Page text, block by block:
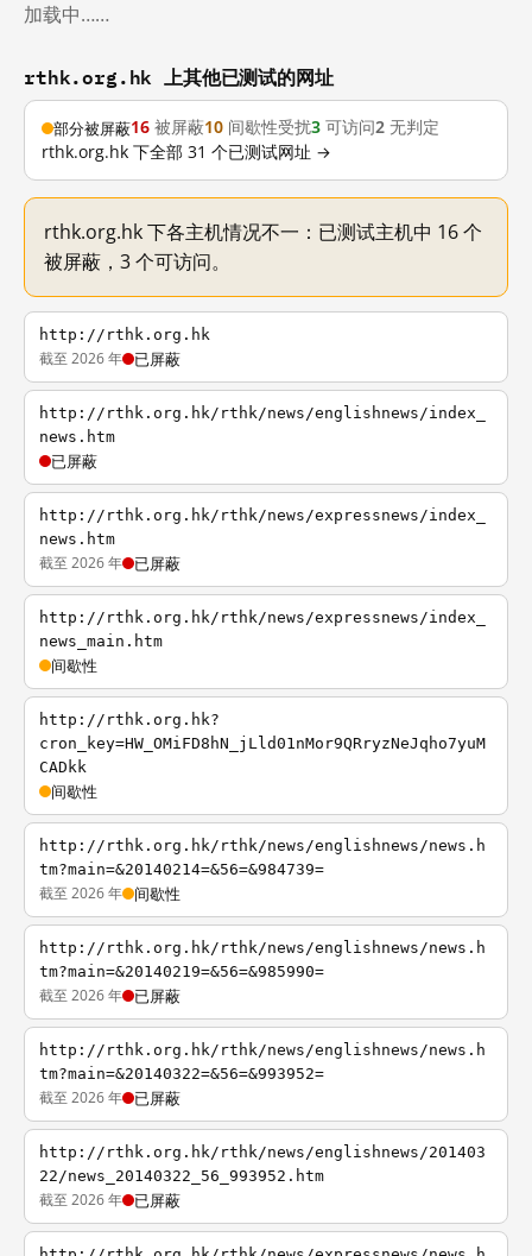
加载中……
rthk.org.hk 上其他已测试的网址
部分被屏蔽16 被屏蔽10 间歇性受扰3 可访问2 无判定
rthk.org.hk 下全部 31 个已测试网址 →
rthk.org.hk 下各主机情况不一：已测试主机中 16 个
被屏蔽，3 个可访问。
http://rthk.org.hk
截至 2026 年 已屏蔽
http://rthk.org.hk/rthk/news/englishnews/index_
news.htm
已屏蔽
http://rthk.org.hk/rthk/news/expressnews/index_
news.htm
截至 2026 年 已屏蔽
http://rthk.org.hk/rthk/news/expressnews/index_
news_main.htm
间歇性
http://rthk.org.hk?
cron_key=HW_OMiFD8hN_jLld01nMor9QRryzNeJqho7yuM
CADkk
间歇性
http://rthk.org.hk/rthk/news/englishnews/news.h
tm?main=&20140214=&56=&984739=
截至 2026 年 间歇性
http://rthk.org.hk/rthk/news/englishnews/news.h
tm?main=&20140219=&56=&985990=
截至 2026 年 已屏蔽
http://rthk.org.hk/rthk/news/englishnews/news.h
tm?main=&20140322=&56=&993952=
截至 2026 年 已屏蔽
http://rthk.org.hk/rthk/news/englishnews/201403
22/news_20140322_56_993952.htm
截至 2026 年 已屏蔽